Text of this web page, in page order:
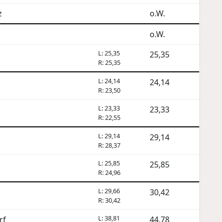
o.W.
o.W.
L: 25,35
R: 25,35
25,35
L: 24,14
R: 23,50
24,14
L: 23,33
R: 22,55
23,33
L: 29,14
R: 28,37
29,14
L: 25,85
R: 24,96
25,85
L: 29,66
R: 30,42
30,42
L: 38,81 44,78